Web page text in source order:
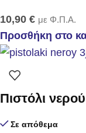
10,90 € με Φ.Π.Α.
Προσθήκη στο
Πιστόλι
Σε απόθεμα